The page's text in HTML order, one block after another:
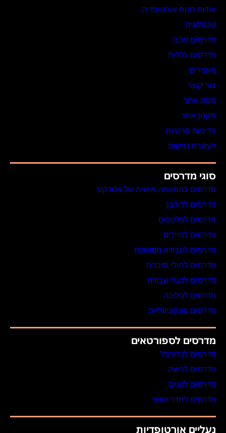
אודות חנות אורטופדיה
טכנולוגיה
מדרסים מכבי
מדרסים כללית
מאמרים
צור קשר
מפת אתר
תקנון אתר
מדיניות פרטיות
הצהרת נגישות
סוגי מדרסים
מדרסים בהתאמה אישית של אטרקס
מדרסים לדורבן
מדרסים לפלטפוס
מדרסים לחיילים
מדרסים לעבודה ממושכת
מדרסים לחולי סוכרת
מדרסים לנעלי עבודה
מדרסים להליכה
מדרסים פונקציונליים
מדרסים לספורטאים
מדרסים לכדורסל
מדרסים לריצה
מדרסים לטניס
מדרסים לחדר כושר
נעליים אורטופדיות